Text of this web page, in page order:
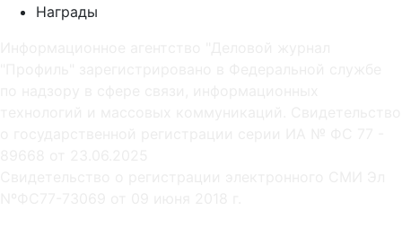
Награды